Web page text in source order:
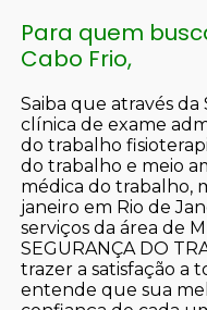
Para quem
Cabo Frio,
Saiba que através
clínica de exame
do trabalho
do trabalho e meio
médica do trabalho,
janeiro em Rio de
serviços da área de
SEGURANÇA DO
trazer a satisfação a
entende que sua